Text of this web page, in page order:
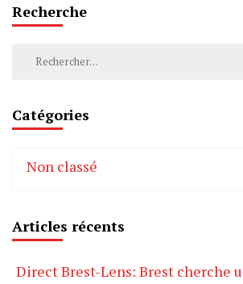
Recherche
Rechercher :
Catégories
Non classé
Articles récents
Direct Brest-Lens: Brest cherche